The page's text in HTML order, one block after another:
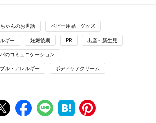
はこれ！＜PR＞
ゃんのお世話 ベビー用品・グッズ
ギー 妊娠後期 PR 出産～新生児
のコミュニケーション
ル・アレルギー ボディケアクリーム